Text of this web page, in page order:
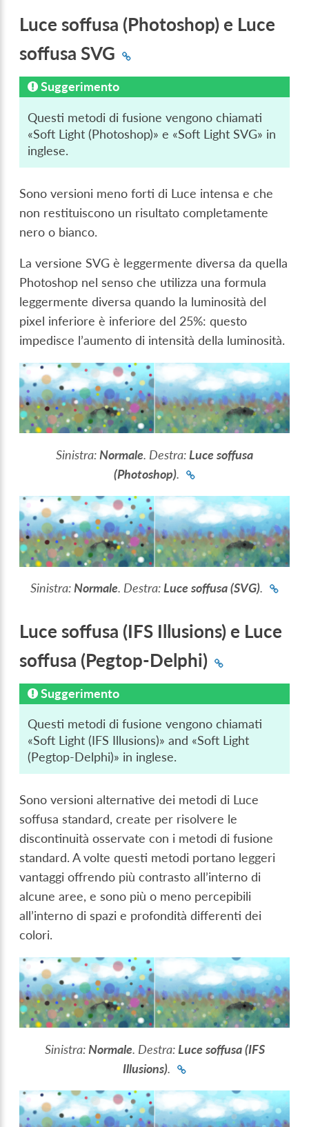
Luce soffusa (Photoshop) e Luce
soffusa SVG
Suggerimento
Questi metodi di fusione vengono chiamati
«Soft Light (Photoshop)» e «Soft Light SVG» in
inglese.
Sono versioni meno forti di Luce intensa e che
non restituiscono un risultato completamente
nero o bianco.
La versione SVG è leggermente diversa da quella
Photoshop nel senso che utilizza una formula
leggermente diversa quando la luminosità del
pixel inferiore è inferiore del 25%: questo
impedisce l’aumento di intensità della luminosità.
Sinistra: Normale. Destra: Luce soffusa
(Photoshop).
Sinistra: Normale. Destra: Luce soffusa (SVG).
Luce soffusa (IFS Illusions) e Luce
soffusa (Pegtop-Delphi)
Suggerimento
Questi metodi di fusione vengono chiamati
«Soft Light (IFS Illusions)» and «Soft Light
(Pegtop-Delphi)» in inglese.
Sono versioni alternative dei metodi di Luce
soffusa standard, create per risolvere le
discontinuità osservate con i metodi di fusione
standard. A volte questi metodi portano leggeri
vantaggi offrendo più contrasto all’interno di
alcune aree, e sono più o meno percepibili
all’interno di spazi e profondità differenti dei
colori.
Sinistra: Normale. Destra: Luce soffusa (IFS
Illusions).